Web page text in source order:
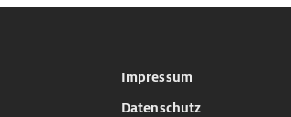
Impressum
Datenschutz